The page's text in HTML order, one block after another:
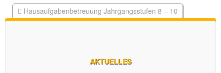
Hausaufgabenbetreuung Jahrgangsstufen 8 – 10
AKTUELLES